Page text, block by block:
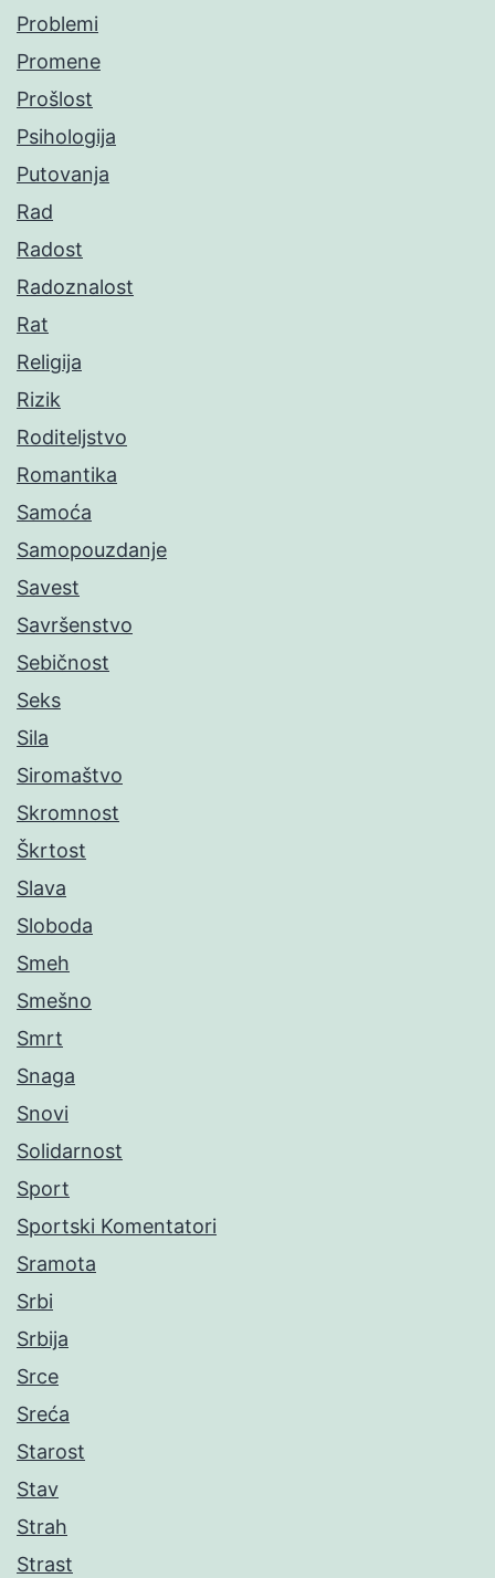
Problemi
Promene
Prošlost
Psihologija
Putovanja
Rad
Radost
Radoznalost
Rat
Religija
Rizik
Roditeljstvo
Romantika
Samoća
Samopouzdanje
Savest
Savršenstvo
Sebičnost
Seks
Sila
Siromaštvo
Skromnost
Škrtost
Slava
Sloboda
Smeh
Smešno
Smrt
Snaga
Snovi
Solidarnost
Sport
Sportski Komentatori
Sramota
Srbi
Srbija
Srce
Sreća
Starost
Stav
Strah
Strast